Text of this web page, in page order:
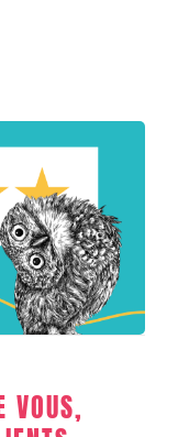
FAITES
& production
VOUS,